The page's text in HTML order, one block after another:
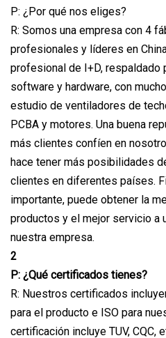
P: ¿Por qué nos eliges?
R: Somos una empresa con 4
profesionales y líderes en
profesional de I+D, respaldado
software y hardware, con
estudio de ventiladores de
PCBA y motores. Una buena
más clientes confíen en
hace tener más posibilidades
clientes en diferentes países.
importante, puede obtener la
productos y el mejor servicio a
nuestra empresa.
2
P: ¿Qué certificados tienes?
R: Nuestros certificados
para el producto e ISO para
certificación incluye TUV, CQC,